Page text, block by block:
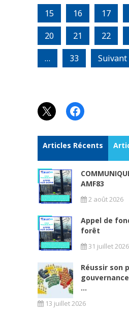
15 16 17
20
21 22
…
33 Suivant
X Facebook
Articles Récents
AMF83
2 août 2026
Appel de
forêt
31 juillet 2026
Réussir son
...
13 juillet 2026